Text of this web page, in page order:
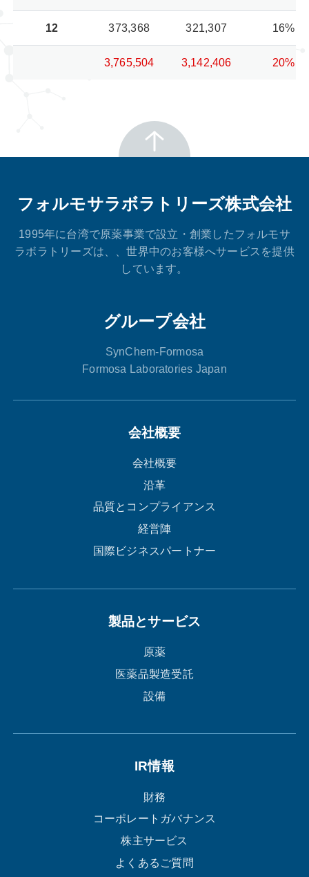
12 373,368 321,307 16%
3,765,504 3,142,406 20%
フォルモサラボラトリーズ株式会社
1995年に台湾で原薬事業で設立・創業したフォルモサ
ラボラトリーズは、、世界中のお客様へサービスを提供
しています。
グループ会社
SynChem-Formosa
Formosa Laboratories Japan
会社概要
会社概要
沿革
品質とコンプライアンス
経営陣
国際ビジネスパートナー
製品とサービス
原薬
医薬品製造受託
設備
IR情報
財務
コーポレートガバナンス
株主サービス
よくあるご質問